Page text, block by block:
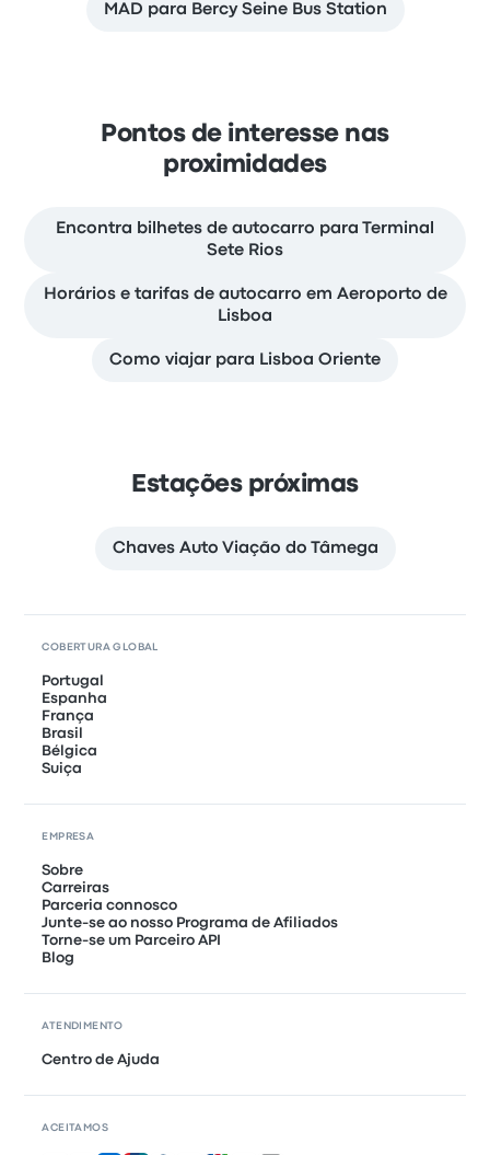
MAD para Bercy Seine Bus Station
Pontos de interesse nas
proximidades
Encontra bilhetes de autocarro para Terminal
Sete Rios
Horários e tarifas de autocarro em Aeroporto de
Lisboa
Como viajar para Lisboa Oriente
Estações próximas
Chaves Auto Viação do Tâmega
COBERTURA GLOBAL
Portugal
Espanha
França
Brasil
Bélgica
Suiça
EMPRESA
Sobre
Carreiras
Parceria connosco
Junte-se ao nosso Programa de Afiliados
Torne-se um Parceiro API
Blog
ATENDIMENTO
Centro de Ajuda
ACEITAMOS